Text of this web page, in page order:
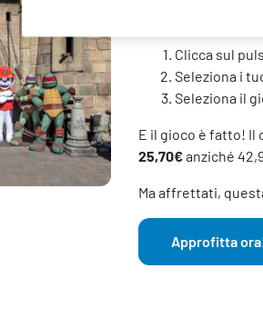
Clicca sul
Seleziona i
Seleziona il
E il gioco è fatto! Il
25,70€anziché
Ma affrettati,
Approfitta